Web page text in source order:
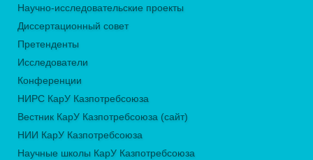
Научно-исследовательские проекты
Диссертационный совет
Претенденты
Исследователи
Конференции
НИРС КарУ Казпотребсоюза
Вестник КарУ Казпотребсоюза (сайт)
НИИ КарУ Казпотребсоюза
Научные школы КарУ Казпотребсоюза